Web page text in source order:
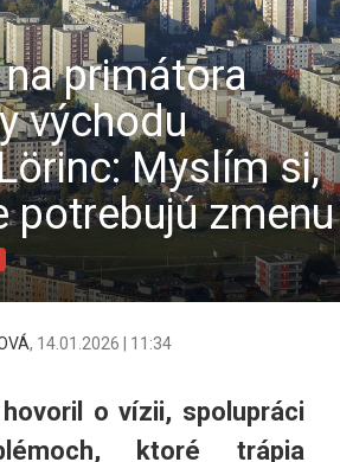
primátora
východu
Myslím si,
potrebujú zmenu
, 14.01.2026 | 11:34
o vízii, spolupráci
ktoré trápia